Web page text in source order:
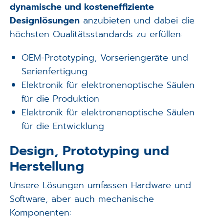
dynamische und kosteneffiziente
Designlösungenanzubieten und dabei die
höchsten Qualitätsstandards zu erfüllen:
OEM-Prototyping, Vorseriengeräte und
Serienfertigung
Elektronik für elektronenoptische Säulen
für die Produktion
Elektronik für elektronenoptische Säulen
für die Entwicklung
Design, Prototyping und
Herstellung
Unsere Lösungen umfassen Hardware und
Software, aber auch mechanische
Komponenten: